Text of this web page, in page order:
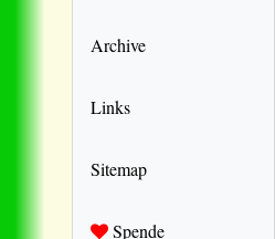
Archive
Links
Sitemap
Spende